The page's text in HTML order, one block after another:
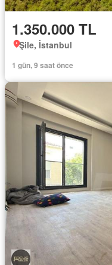
1.350.000 TL
Şile, İstanbul
1 gün, 9 saat önce